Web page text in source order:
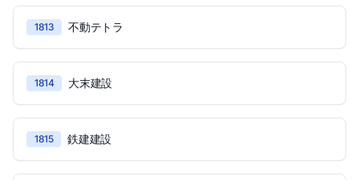
1813 不動テトラ
1814 大末建設
1815 鉄建建設